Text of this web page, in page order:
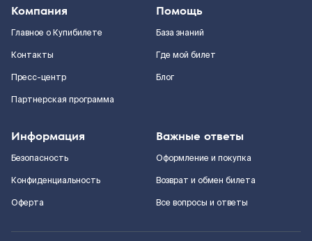
Компания
Главное о Купибилете
Контакты
Пресс-центр
Партнерская программа
Помощь
База знаний
Где мой билет
Блог
Информация
Безопасность
Конфиденциальность
Оферта
Важные ответы
Оформление и покупка
Возврат и обмен билета
Все вопросы и ответы